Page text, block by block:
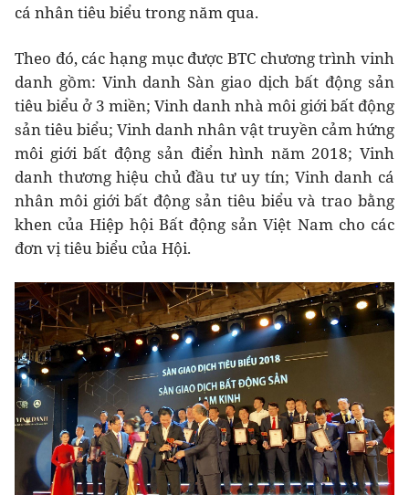
cá nhân tiêu biểu trong năm qua.
Theo đó, các hạng mục được BTC chương trình vinh
danh gồm: Vinh danh Sàn giao dịch bất động sản
tiêu biểu ở 3 miền; Vinh danh nhà môi giới bất động
sản tiêu biểu; Vinh danh nhân vật truyền cảm hứng
môi giới bất động sản điển hình năm 2018; Vinh
danh thương hiệu chủ đầu tư uy tín; Vinh danh cá
nhân môi giới bất động sản tiêu biểu và trao bằng
khen của Hiệp hội Bất động sản Việt Nam cho các
đơn vị tiêu biểu của Hội.